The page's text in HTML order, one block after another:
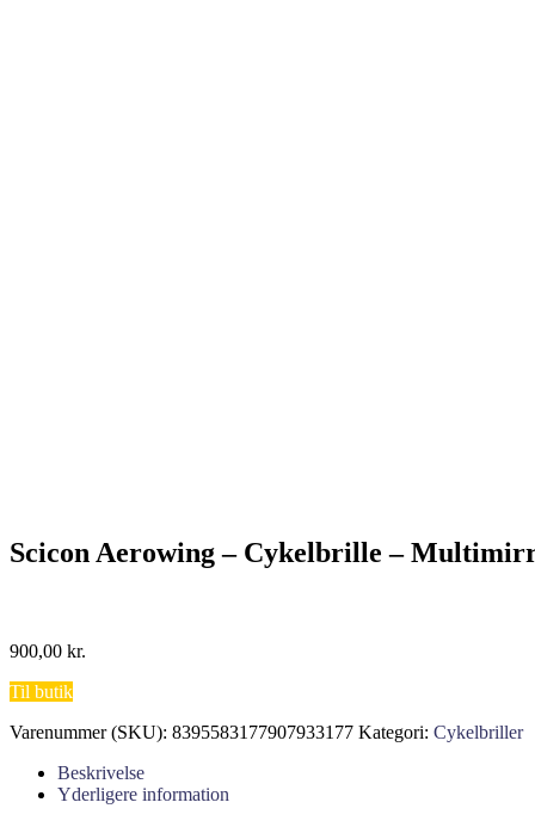
Scicon Aerowing – Cykelbrille –
900,00 kr.
Til butik
Varenummer (SKU): 8395583177907933177 Kategori: Cykelbriller
Beskrivelse
Yderligere information